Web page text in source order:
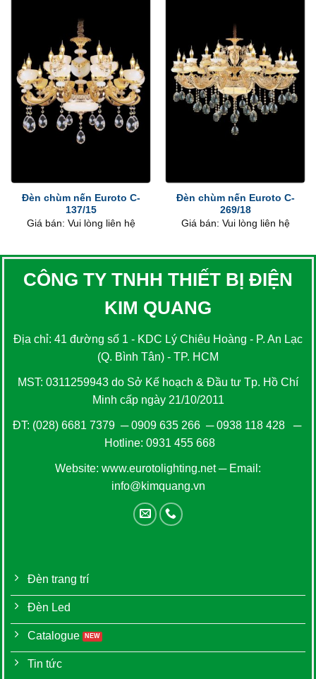
Đèn chùm nến Euroto C-
137/15
Giá bán: Vui lòng liên hệ
Đèn chùm nến Euroto C-
269/18
Giá bán: Vui lòng liên hệ
CÔNG TY TNHH THIẾT BỊ ĐIỆN
KIM QUANG
Địa chỉ: 41 đường số 1 - KDC Lý Chiêu Hoàng - P. An Lạc
(Q. Bình Tân) - TP. HCM
MST: 0311259943 do Sở Kế hoạch & Đầu tư Tp. Hồ Chí
Minh cấp ngày 21/10/2011
ĐT: (028) 6681 7379 ─0909 635 266─0938 118 428─
Hotline: 0931 455 668
Website: www.eurotolighting.net─ Email:
info@kimquang.vn
Đèn trang trí
Đèn Led
Catalogue
Tin tức